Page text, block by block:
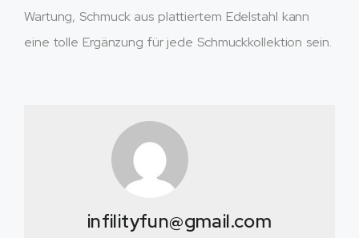
Wartung, Schmuck aus plattiertem Edelstahl kann
eine tolle Ergänzung für jede Schmuckkollektion sein.
infilityfun@gmail.com